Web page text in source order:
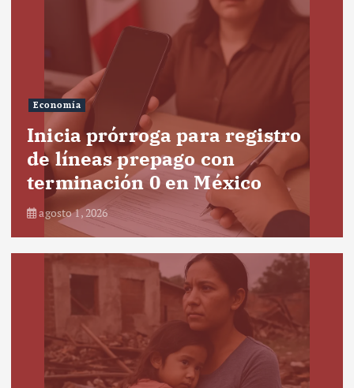
Economía
Inicia prórroga para registro
de líneas prepago con
terminación 0 en México
agosto 1, 2026